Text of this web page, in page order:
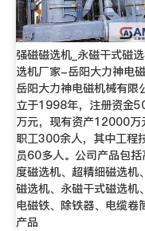
强磁磁选机_永磁干式磁
选机厂家-岳阳大力神电
岳阳大力神电磁机械有限
立于1998年，注册资金
万元，现有资产12000万
职工300余人，其中工程
员60多人。公司产品包括
度磁选机、超精细磁选机
磁选机、永磁干式磁选机
电磁铁、除铁器、电缆卷
产品